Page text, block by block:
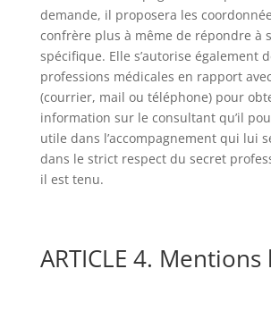
demande, il proposera les
confrère plus à même de répondre à
spécifique. Elle s’autorise également
professions médicales en rapport
(courrier, mail ou téléphone) pour
information sur le consultant qu’il
utile dans l’accompagnement qui lui
dans le strict respect du secret
il est tenu.
ARTICLE 4. Mentions